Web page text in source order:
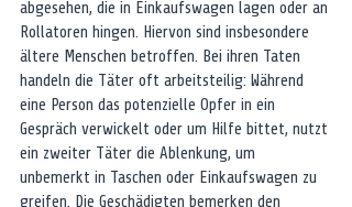
abgesehen, die in Einkaufswagen lagen oder an
Rollatoren hingen. Hiervon sind insbesondere
ältere Menschen betroffen. Bei ihren Taten
handeln die Täter oft arbeitsteilig: Während
eine Person das potenzielle Opfer in ein
Gespräch verwickelt oder um Hilfe bittet, nutzt
ein zweiter Täter die Ablenkung, um
unbemerkt in Taschen oder Einkaufswagen zu
greifen. Die Geschädigten bemerken den